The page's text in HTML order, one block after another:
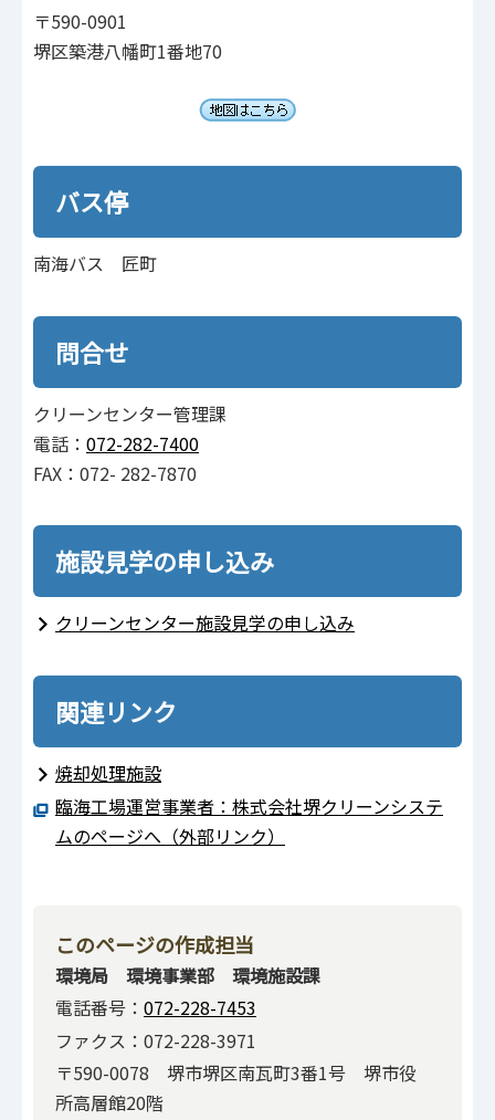
〒590-0901
堺区築港八幡町1番地70
バス停
南海バス 匠町
問合せ
クリーンセンター管理課
電話： 072-282-7400
FAX：072- 282-7870
施設見学の申し込み
クリーンセンター施設見学の申し込み
関連リンク
焼却処理施設
臨海工場運営事業者：株式会社堺クリーンシステ
ムのページへ（外部リンク）
このページの作成担当
環境局 環境事業部 環境施設課
電話番号： 072-228-7453
ファクス：072-228-3971
〒590-0078 堺市堺区南瓦町3番1号 堺市役
所高層館20階